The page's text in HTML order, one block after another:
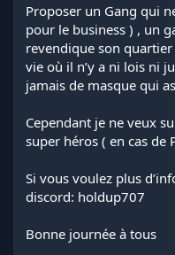
Proposer un Gang qui
pour le business ) , un
revendique son
vie où il n’y a ni lois ni
jamais de masque qui
Cependant je ne veux
super héros ( en cas de
Si vous voulez plus
discord: holdup707
Bonne journée à tous